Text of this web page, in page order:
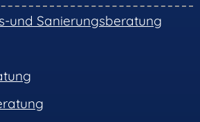
und Sanierungsberatung